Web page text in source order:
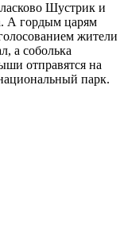
Шустрик и
А гордым царям
жители
а соболька
отправятся на
парк.